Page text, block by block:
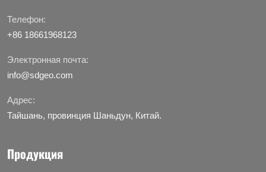
Телефон:
+86 18661968123
Электронная почта:
info@sdgeo.com
Адрес:
Тайшань, провинция Шаньдун, Китай.
Продукция